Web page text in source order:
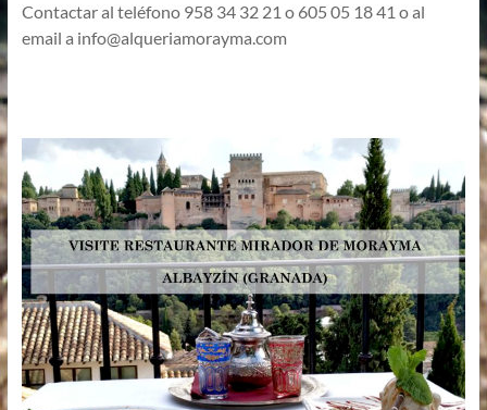
Contactar al teléfono 958 34 32 21 o 605 05 18 41 o al
email a info@alqueriamorayma.com